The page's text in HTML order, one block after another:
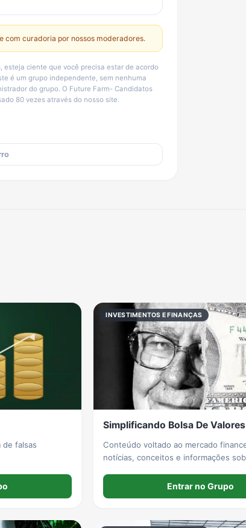
com curadoria por nossos moderadores.
ciente que você precisa estar de acordo
é um grupo independente, sem nenhuma
do grupo. O Future Farm- Candidatos
80 vezes através do nosso site.
de falsas
INVESTIMENTOS E FINANÇAS
Simplificando Bolsa De Valores
Conteúdo voltado ao mercado
notícias, conceitos e informações
informativo e educacional, não
recomendação de compra ou venda
Entrar no Grupo